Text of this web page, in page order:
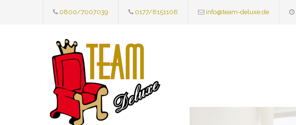
0800/7007039 0177/8151108 info@team-deluxe.de